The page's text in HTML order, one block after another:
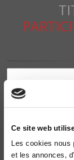
Ce site web
Les cookies nous
et les annonces,